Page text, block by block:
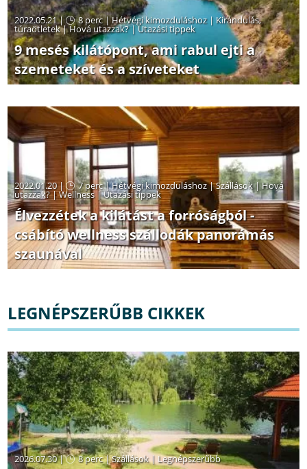
2022.05.21 | 8 perc|Hétvégi kimozduláshoz| Kirándulás,
túraötletek|Hová utazzak?|Utazási tippek
9 mesés kilátópont, ami rabul ejti a
szemeteket és a szíveteket
2022.01.20 | 7 perc|Hétvégi kimozduláshoz|Szállások|Hová
utazzak?|Wellness|Utazási tippek
Élvezzétek a kilátást a forróságból -
csábító wellness szállodák panorámás
szaunával
LEGNÉPSZERŰBB CIKKEK
2026.07.30 | 8 perc|Szállások|Legnépszerűbb